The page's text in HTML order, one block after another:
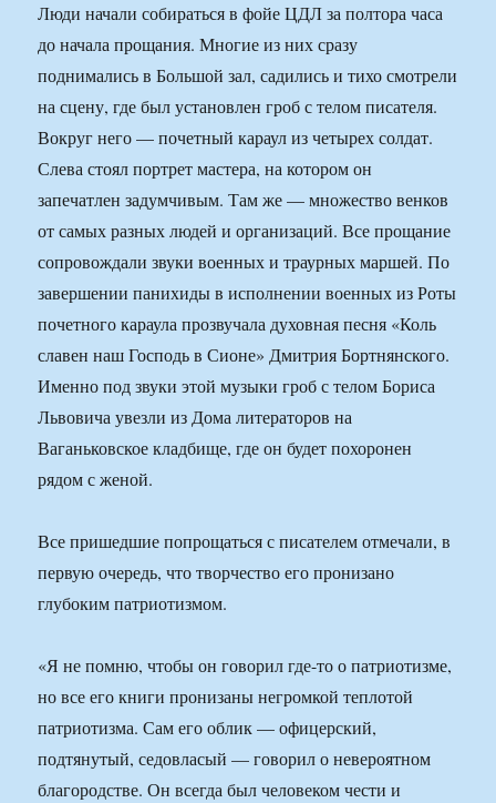
Люди начали собираться в фойе ЦДЛ за полтора часа
до начала прощания. Многие из них сразу
поднимались в Большой зал, садились и тихо смотрели
на сцену, где был установлен гроб с телом писателя.
Вокруг него — почетный караул из четырех солдат.
Слева стоял портрет мастера, на котором он
запечатлен задумчивым. Там же — множество венков
от самых разных людей и организаций. Все прощание
сопровождали звуки военных и траурных маршей. По
завершении панихиды в исполнении военных из Роты
почетного караула прозвучала духовная песня «Коль
славен наш Господь в Сионе» Дмитрия Бортнянского.
Именно под звуки этой музыки гроб с телом Бориса
Львовича увезли из Дома литераторов на
Ваганьковское кладбище, где он будет похоронен
рядом с женой.
Все пришедшие попрощаться с писателем отмечали, в
первую очередь, что творчество его пронизано
глубоким патриотизмом.
«Я не помню, чтобы он говорил где-то о патриотизме,
но все его книги пронизаны негромкой теплотой
патриотизма. Сам его облик — офицерский,
подтянутый, седовласый — говорил о невероятном
благородстве. Он всегда был человеком чести и